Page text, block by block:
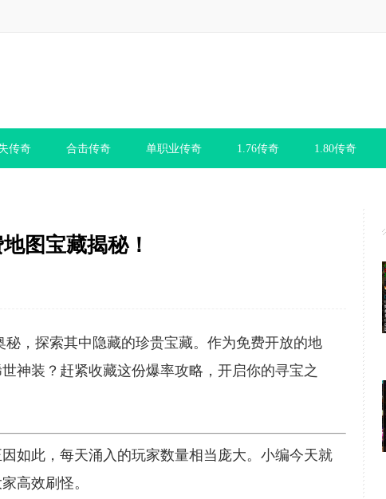
传奇 合击传奇 单职业传奇 1.76传奇 1.80传奇
图宝藏揭秘！
，探索其中隐藏的珍贵宝藏。作为免费开放的地
神装？赶紧收藏这份爆率攻略，开启你的寻宝之
如此，每天涌入的玩家数量相当庞大。小编今天就
高效刷怪。